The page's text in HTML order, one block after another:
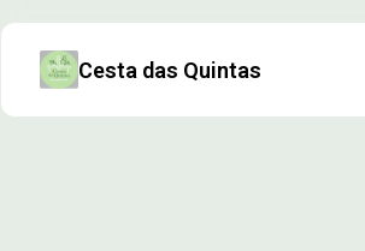
Cesta das Quintas